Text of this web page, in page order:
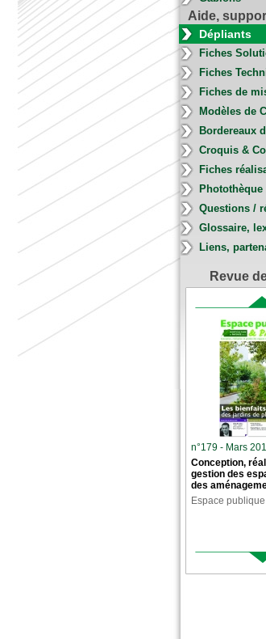
Aide,
Dépliants
Fiches
Fiches
Fiches de
Modèles de
Bordereaux
Croquis &
Fiches
Photothèque
Questions /
Glossaire,
Liens,
Revue
n°179 - Mars
Conception,
gestion des
des
Espace